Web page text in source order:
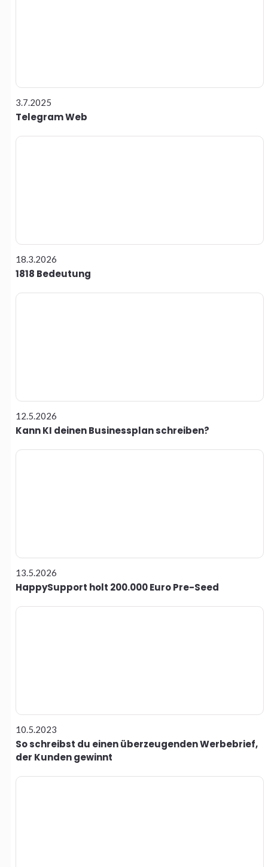
3.7.2025
Telegram Web
18.3.2026
1818 Bedeutung
12.5.2026
Kann KI deinen Businessplan schreiben?
13.5.2026
HappySupport holt 200.000 Euro Pre-Seed
10.5.2023
So schreibst du einen überzeugenden Werbebrief,
der Kunden gewinnt